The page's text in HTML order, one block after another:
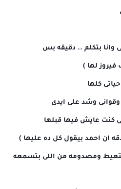
بتكلم .. دقيقه بس
لها )
كلها
وشد على ايدى
كنت عايش فيها قبلها
ان احمد بيقول كل ده عليها )
ومصدومه من اللى بتسمعه